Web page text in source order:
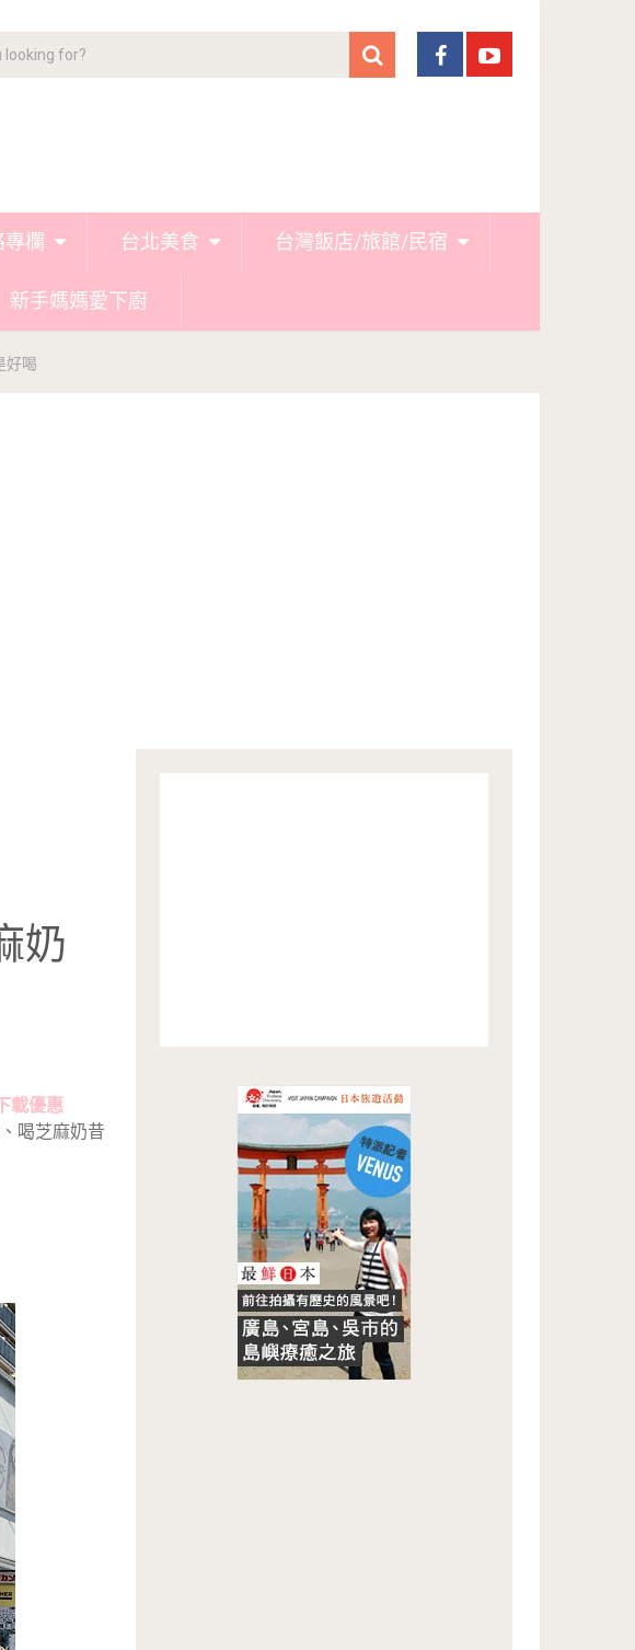
專欄 台北美食 台灣飯店/旅館/民宿
新手媽媽愛下廚
好喝
奶
載優惠
喝芝麻奶昔